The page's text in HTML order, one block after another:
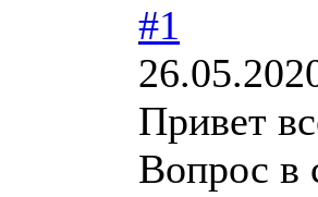
#1
Привет
Вопрос в